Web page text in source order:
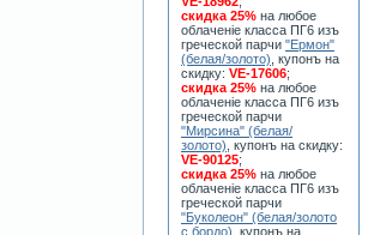
скидка 25% на любое
облаченiе класса ПГ6 изъ
греческой парчи "Ермон"
(белая/золото) , купонъ на
скидку: VE-17606;
скидка 25% на любое
облаченiе класса ПГ6 изъ
греческой парчи
"Мирсина" (белая/
золото) , купонъ на скидку:
VE-90125;
скидка 25% на любое
облаченiе класса ПГ6 изъ
греческой парчи
"Буколеон" (белая/золото
с бордо) , купонъ на